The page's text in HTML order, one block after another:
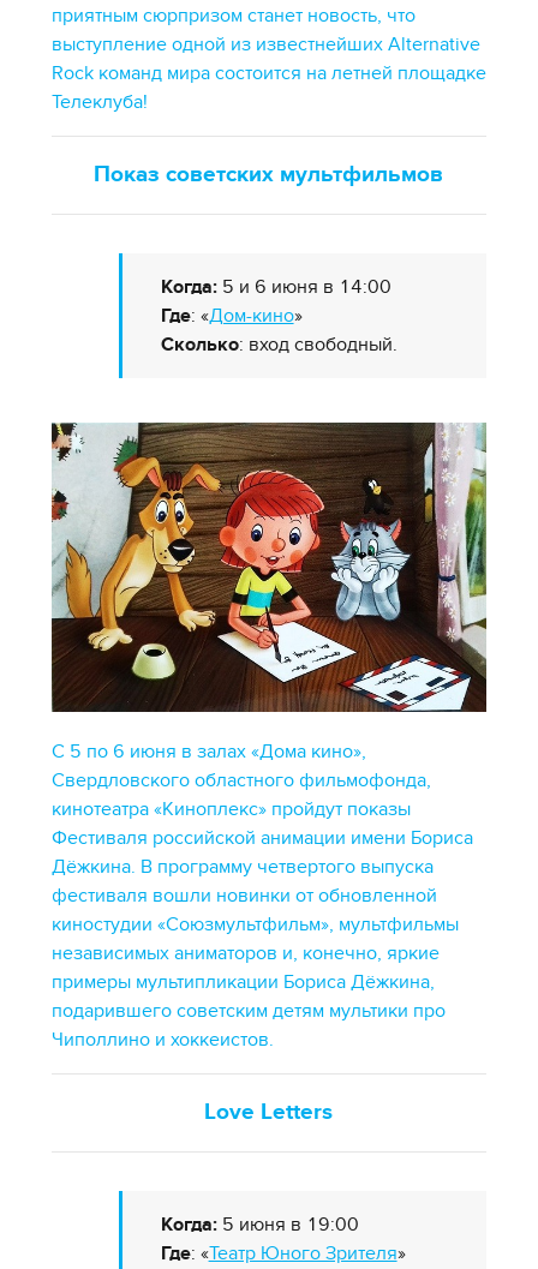
приятным сюрпризом станет новость, что
выступление одной из известнейших Alternative
Rock команд мира состоится на летней площадке
Телеклуба!
Показ советских мультфильмов
Когда: 5 и 6 июня в 14:00
Где: «Дом-кино»
Сколько: вход свободный.
С 5 по 6 июня в залах «Дома кино»,
Свердловского областного фильмофонда,
кинотеатра «Киноплекс» пройдут показы
Фестиваля российской анимации имени Бориса
Дёжкина. В программу четвертого выпуска
фестиваля вошли новинки от обновленной
киностудии «Союзмультфильм», мультфильмы
независимых аниматоров и, конечно, яркие
примеры мультипликации Бориса Дёжкина,
подарившего советским детям мультики про
Чиполлино и хоккеистов.
Love Letters
Когда: 5 июня в 19:00
Где: «Театр Юного Зрителя»